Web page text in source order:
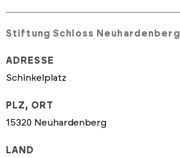
Stiftung Schloss Neuhardenberg
ADRESSE
Schinkelplatz
PLZ, ORT
15320 Neuhardenberg
LAND